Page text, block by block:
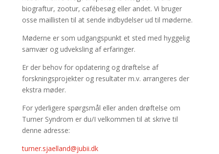
biograftur, zootur, cafébesøg eller andet. Vi bruger
osse maillisten til at sende indbydelser ud til møderne.
Møderne er som udgangspunkt et sted med hyggelig
samvær og udveksling af erfaringer.
Er der behov for opdatering og drøftelse af
forskningsprojekter og resultater m.v. arrangeres der
ekstra møder.
For yderligere spørgsmål eller anden drøftelse om
Turner Syndrom er du/I velkommen til at skrive til
denne adresse:
turner.sjaelland@jubii.dk